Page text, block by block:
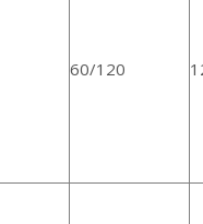
60/120